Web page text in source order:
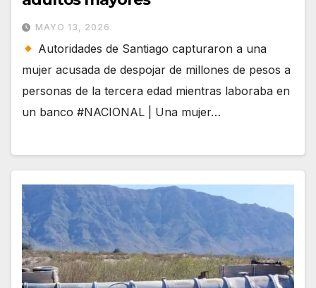
MAYO 13, 2026
Autoridades de Santiago capturaron a una
mujer acusada de despojar de millones de pesos a
personas de la tercera edad mientras laboraba en
un banco #NACIONAL | Una mujer…